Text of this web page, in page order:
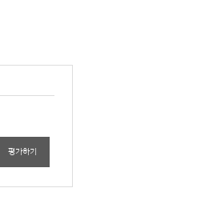
평가하기